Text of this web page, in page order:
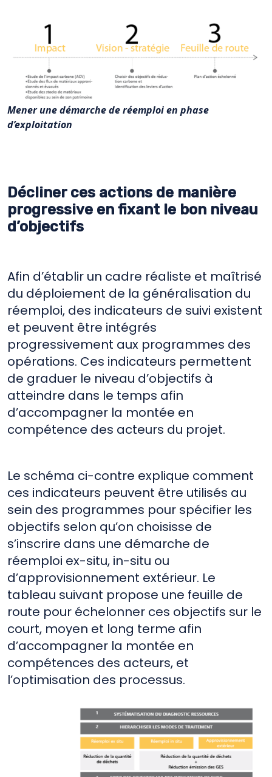
Mener une démarche de réemploi en phase
d’exploitation
Décliner ces actions de manière
progressive en fixant le bon niveau
d’objectifs
Afin d’établir un cadre réaliste et maîtrisé
du déploiement de la généralisation du
réemploi, des indicateurs de suivi existent
et peuvent être intégrés
progressivement aux programmes des
opérations. Ces indicateurs permettent
de graduer le niveau d’objectifs à
atteindre dans le temps afin
d’accompagner la montée en
compétence des acteurs du projet.
Le schéma ci-contre explique comment
ces indicateurs peuvent être utilisés au
sein des programmes pour spécifier les
objectifs selon qu’on choisisse de
s’inscrire dans une démarche de
réemploi ex-situ, in-situ ou
d’approvisionnement extérieur. Le
tableau suivant propose une feuille de
route pour échelonner ces objectifs sur le
court, moyen et long terme afin
d’accompagner la montée en
compétences des acteurs, et
l’optimisation des processus.